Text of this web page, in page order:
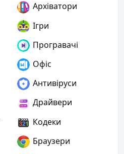
Архіватори
Ігри
Програвачі
Офіс
Антивіруси
Драйвери
Кодеки
Браузери